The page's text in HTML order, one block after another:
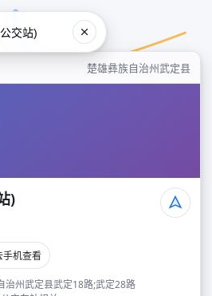
楚雄彝族自治州武定县
)
手机查看
治州武定县武定18路;武定28路